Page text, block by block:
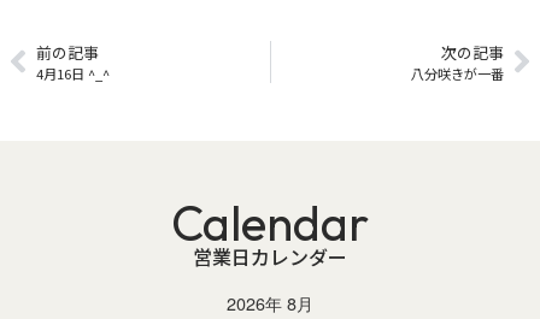
前の記事
4月16日 ^_^
次の記事
八分咲きが一番
Calendar
営業日カレンダー
2026年 8月